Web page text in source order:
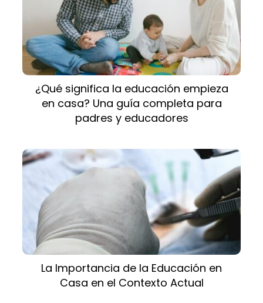
¿Qué significa la educación empieza
en casa? Una guía completa para
padres y educadores
La Importancia de la Educación en
Casa en el Contexto Actual